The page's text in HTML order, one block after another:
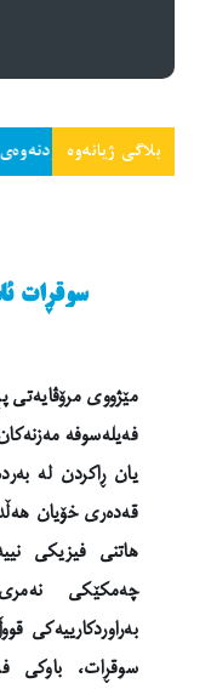
بلاگی ژیانەوە
کردنەوەی سیاسەت:
سوقڕات
مێژووی مرۆڤایەتی
فەیلەسوفە
یان ڕاکردن لە
قەدەری خۆیان
هاتنی فیزیکی
چەمکێکی
بەراوردکارییەکی
سوقڕات، باوکی